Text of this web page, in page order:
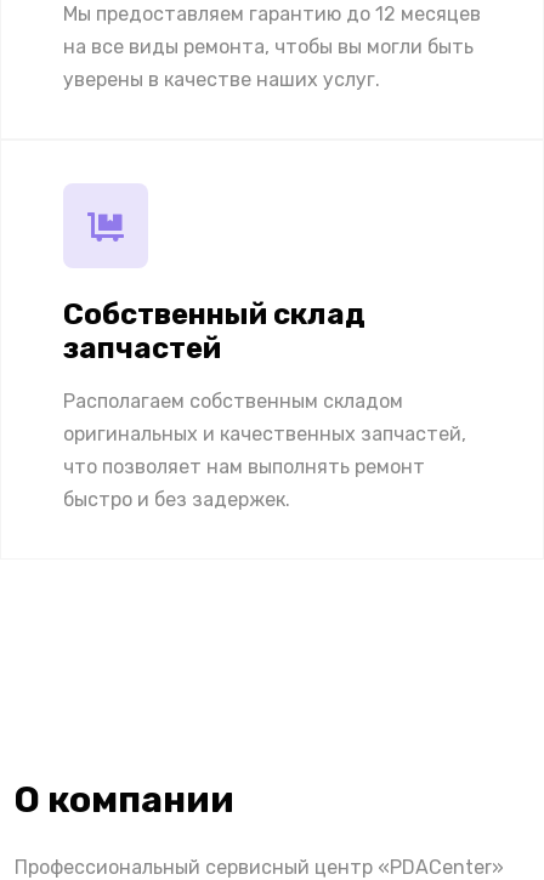
Мы предоставляем гарантию до 12 месяцев
на все виды ремонта, чтобы вы могли быть
уверены в качестве наших услуг.
Собственный склад
запчастей
Располагаем собственным складом
оригинальных и качественных запчастей,
что позволяет нам выполнять ремонт
быстро и без задержек.
О компании
Профессиональный сервисный центр «PDACenter»